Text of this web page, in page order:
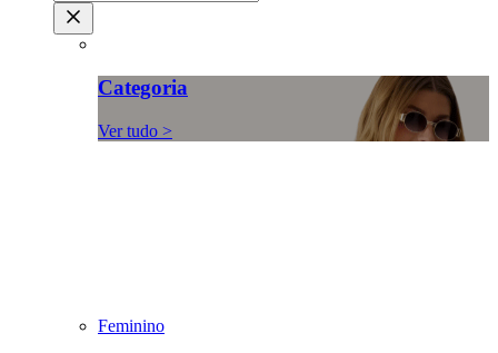
Categoria
Ver tudo >
Feminino